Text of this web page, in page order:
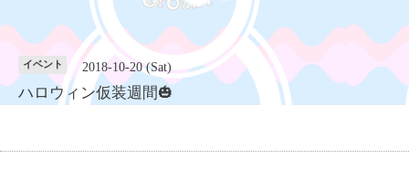
イベント 2018-10-20 (Sat)
ハロウィン仮装週間🎃